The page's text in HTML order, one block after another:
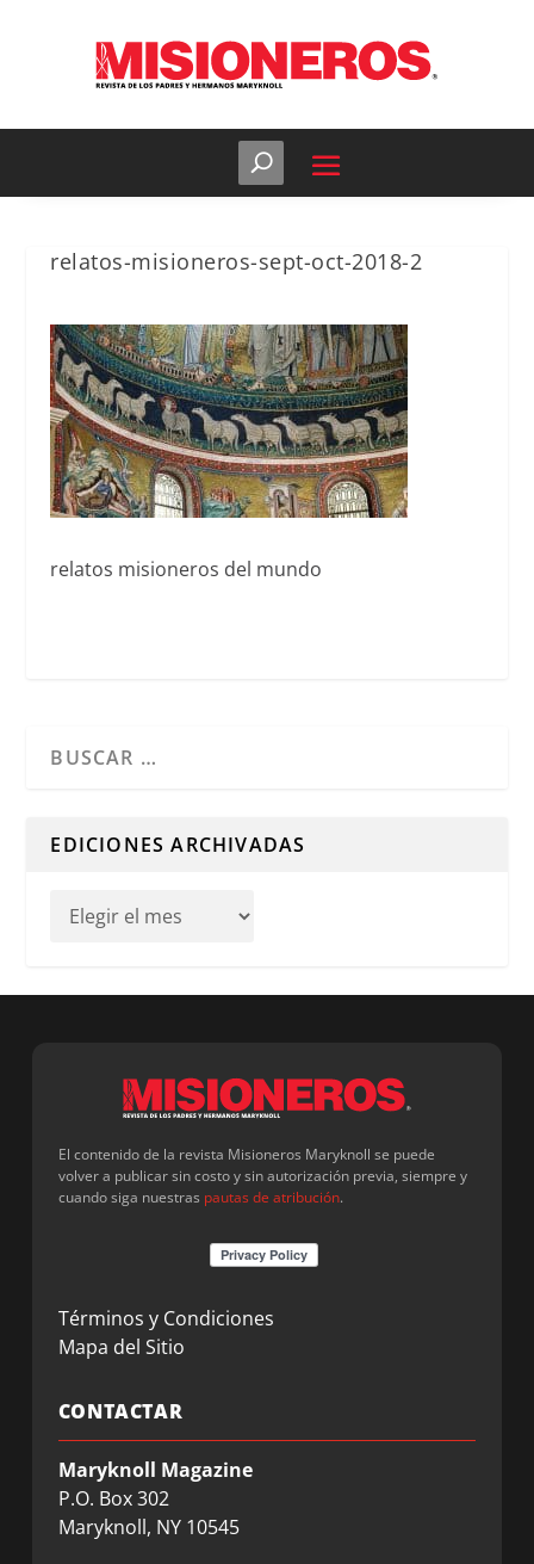
relatos-misioneros-sept-oct-2018-2
relatos misioneros del mundo
EDICIONES ARCHIVADAS
El contenido de la revista Misioneros Maryknoll se puede
volver a publicar sin costo y sin autorización previa, siempre y
cuando siga nuestras pautas de atribución.
Términos y Condiciones
Mapa del Sitio
CONTACTAR
Maryknoll Magazine
P.O. Box 302
Maryknoll, NY 10545